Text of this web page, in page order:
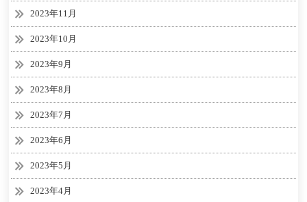
2023年11月
2023年10月
2023年9月
2023年8月
2023年7月
2023年6月
2023年5月
2023年4月